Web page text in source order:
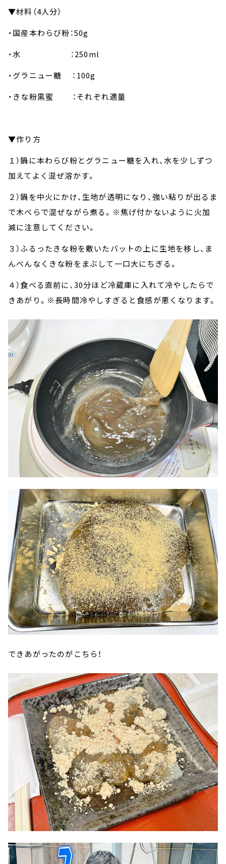
▼材料（4人分）
・国産本わらび粉：50g
・水 ：250ml
・グラニュー糖 ：100g
・きな粉黒蜜 ：それぞれ適量
▼作り方
１）鍋に本わらび粉とグラニュー糖を入れ、水を少しずつ
加えてよく混ぜ溶かす。
２）鍋を中火にかけ、生地が透明になり、強い粘りが出るま
で木べらで混ぜながら煮る。※焦げ付かないように火加
減に注意してください。
３）ふるったきな粉を敷いたバットの上に生地を移し、ま
んべんなくきな粉をまぶして一口大にちぎる。
４）食べる直前に、30分ほど冷蔵庫に入れて冷やしたらで
きあがり。※長時間冷やしすぎると食感が悪くなります。
できあがったのがこちら！